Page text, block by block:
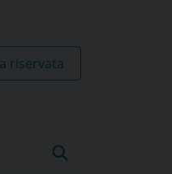
riservata